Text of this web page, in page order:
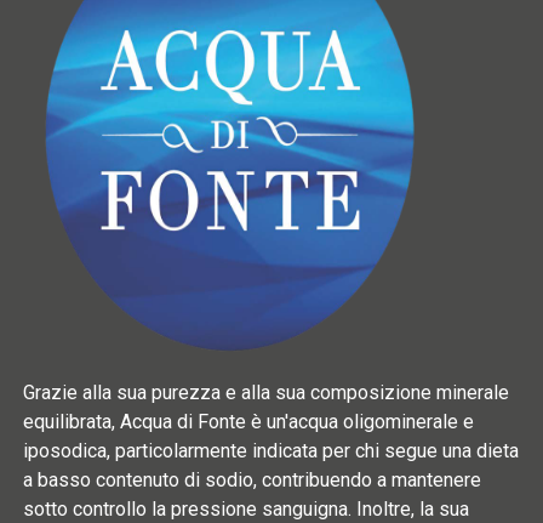
Grazie alla sua purezza e alla sua composizione minerale
equilibrata, Acqua di Fonte è un'acqua oligominerale e
iposodica, particolarmente indicata per chi segue una dieta
a basso contenuto di sodio, contribuendo a mantenere
sotto controllo la pressione sanguigna. Inoltre, la sua